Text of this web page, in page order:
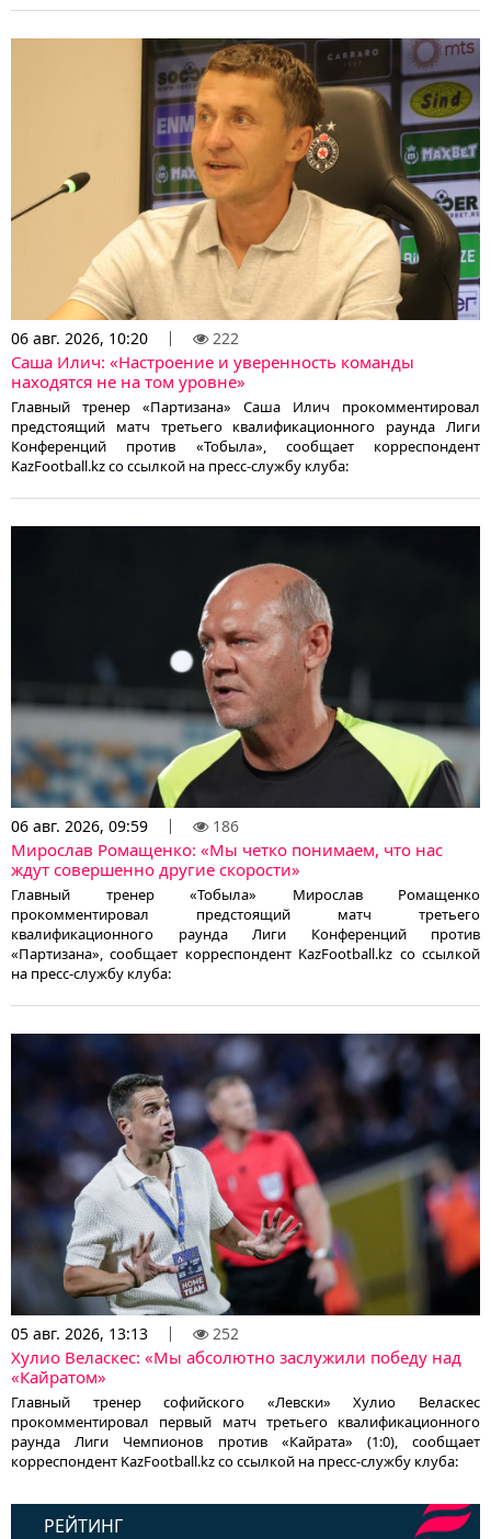
06 авг. 2026, 10:20 222
Саша Илич: «Настроение и уверенность команды
находятся не на том уровне»
Главный тренер «Партизана» Саша Илич прокомментировал
предстоящий матч третьего квалификационного раунда Лиги
Конференций против «Тобыла», сообщает корреспондент
KazFootball.kz со ссылкой на пресс-службу клуба:
06 авг. 2026, 09:59 186
Мирослав Ромащенко: «Мы четко понимаем, что нас
ждут совершенно другие скорости»
Главный тренер «Тобыла» Мирослав Ромащенко
прокомментировал предстоящий матч третьего
квалификационного раунда Лиги Конференций против
«Партизана», сообщает корреспондент KazFootball.kz со ссылкой
на пресс-службу клуба:
05 авг. 2026, 13:13 252
Хулио Веласкес: «Мы абсолютно заслужили победу над
«Кайратом»
Главный тренер софийского «Левски» Хулио Веласкес
прокомментировал первый матч третьего квалификационного
раунда Лиги Чемпионов против «Кайрата» (1:0), сообщает
корреспондент KazFootball.kz со ссылкой на пресс-службу клуба:
РЕЙТИНГ